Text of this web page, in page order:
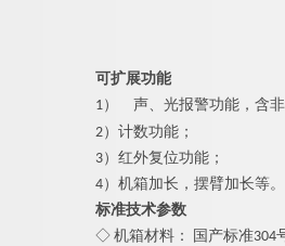
可扩展功能
1）
声、光报警功能，含
2）计数功能；
3）红外复位功能；
4）机箱加长，摆臂加长等。
标准技术参数
◇ 机箱材料： 国产标准304